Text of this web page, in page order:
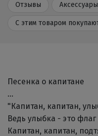
Отзывы Аксессуары
С этим товаром
Песенка о капитане
…
"Капитан, капитан,
Ведь улыбка - это флаг
Капитан, капитан,